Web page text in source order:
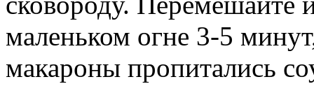
маленьком огне 3-5
макароны пропитались